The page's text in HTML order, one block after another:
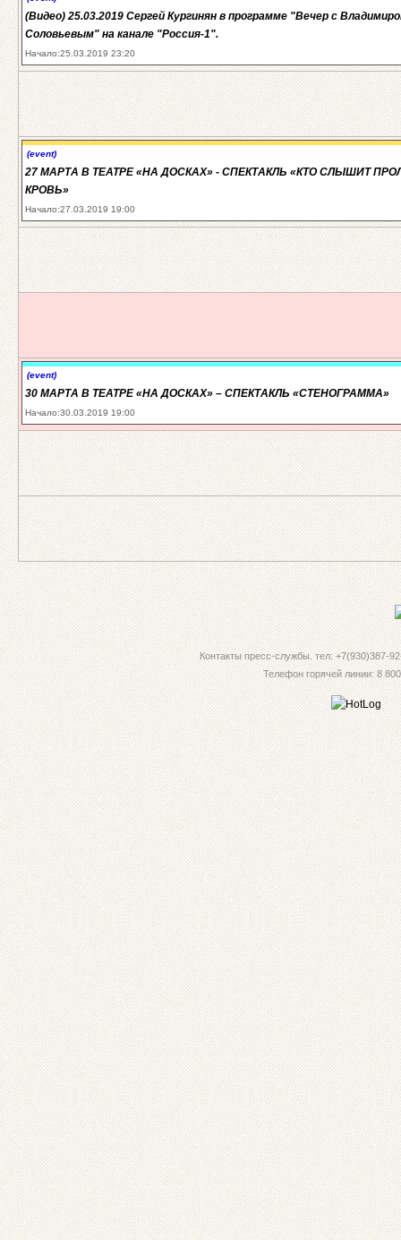
(Видео) 25.03.2019 Сергей Кургинян в программе "Вечер с
Соловьевым" на канале "Россия-1".
Начало:25.03.2019 23:20
(event)
27 МАРТА В ТЕАТРЕ «НА ДОСКАХ» - СПЕКТАКЛЬ «КТО СЛЫШИТ
КРОВЬ»
Начало:27.03.2019 19:00
(event)
30 МАРТА В ТЕАТРЕ «НА ДОСКАХ» – СПЕКТАКЛЬ «СТЕНОГРАММА»
Начало:30.03.2019 19:00
Контакты пресс-службы. тел: +7(930)387-
Телефон горячей линии: 8